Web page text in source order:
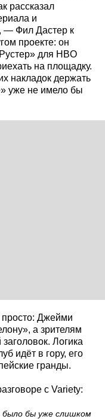
рассказал
и
— Фил Дастер к
проекте: он
для HBO
на площадку.
накладок держать
уже не имело бы
Джейми
а зрителям
Логика
идёт в гору, его
гранды.
с Variety:
бы уже слишком